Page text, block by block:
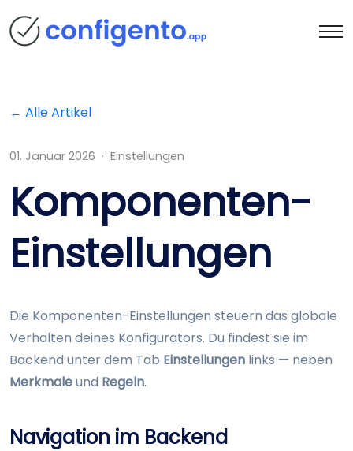
← Alle Artikel
01. Januar 2026 · Einstellungen
Komponenten-
Einstellungen
Die Komponenten-Einstellungen steuern das globale
Verhalten deines Konfigurators. Du findest sie im
Backend unter dem Tab Einstellungen links — neben
Merkmaleund Regeln.
Navigation im Backend